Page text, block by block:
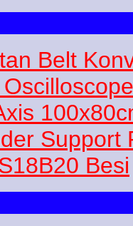
Belt
Support
Besi